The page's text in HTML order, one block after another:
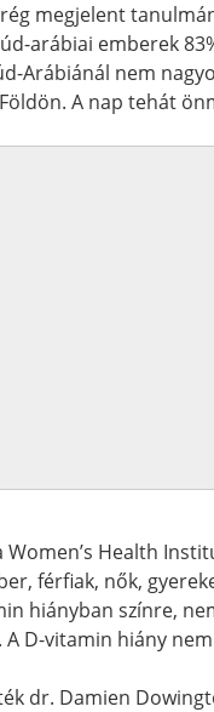
megjelent
arábiai emberek
Arábiánál nem
A nap tehát
Women’s Health
férfiak, nők,
hiányban színre,
D-vitamin hiány
dr. Damien